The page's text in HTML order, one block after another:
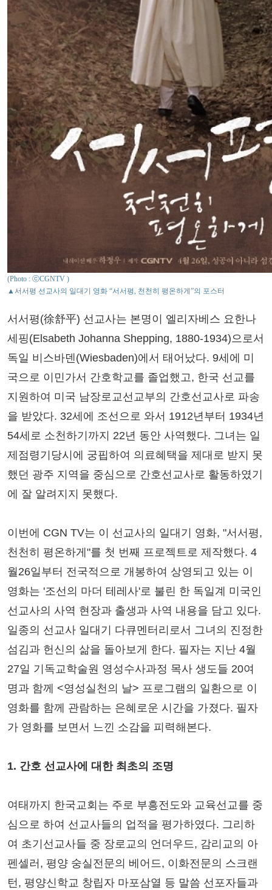
(Photo : ⓒCGNTV )
▲서서평 선교사의 일대기 영화 “서서평, 천천히 평온하게”의 포스터
서서평(徐舒平) 선교사는 본명이 엘리자베스 요한나
세핑(Elsabeth Johanna Shepping, 1880-1934)으로서
독일 비스바덴(Wiesbaden)에서 태어났다. 9세에 미
국으로 이민가서 간호학교를 졸업했고, 한국 선교를
지원하여 미국 남장로교선교부의 간호선교사로 파송
을 받았다. 32세에 조선으로 와서 1912년부터 1934년
54세로 소천하기까지 22년 동안 사역했다. 그녀는 일
제점령기당시에 궁핍하여 의료혜택을 제대로 받지 못
했던 광주 지역을 중심으로 간호선교사로 활동하였기
에 잘 알려지지 못했다.
이번에 CGN TV는 이 선교사의 일대기 영화, "서서평,
천천히 평온하게"를 첫 번째 프로젝트로 제작했다. 4
월26일부터 전국적으로 개봉하여 상영되고 있는 이
영화는 '조선의 마더 테레사'로 불린 한 독일계 미국인
선교사의 사역 현장과 출생과 사역 내용을 담고 있다.
일종의 선교사 일대기 다큐멘터리로서 그녀의 진정한
섬김과 헌신의 삶을 돌아보게 한다. 필자는 지난 4월
27일 기독교학술원 영성수사과정 목사 생도들 20여
명과 함께 <영성실천의 날> 프로그램의 일환으로 이
영화를 함께 관람하는 은혜로운 시간을 가졌다. 필자
가 영화를 보면서 느낀 소감을 피력해본다.
1. 간호 선교사에 대한 최초의 조명
여태까지 한국교회는 주로 부흥전도와 교육선교를 중
심으로 하여 선교사들의 업적을 평가하였다. 그리하
여 초기선교사들 중 장로교의 언더우드, 감리교의 아
펜셀러, 평양 숭실전문의 베어드, 이화전문의 스크랜
턴, 평양신학교 창립자 마포삼열 등 말씀 선포자들과